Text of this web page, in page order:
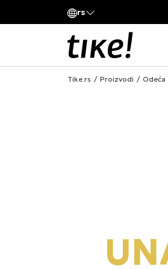
rs
Tike.rs Proizvodi Odeća